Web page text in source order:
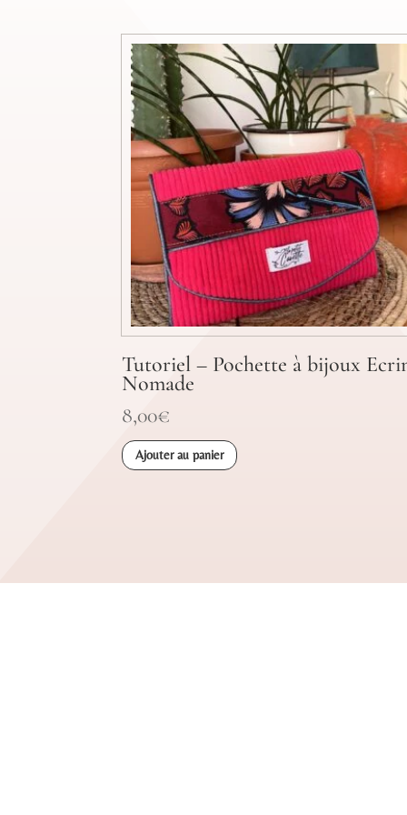
Tutoriel – Pochette à bijoux
Nomade
8,00€
Ajouter au panier